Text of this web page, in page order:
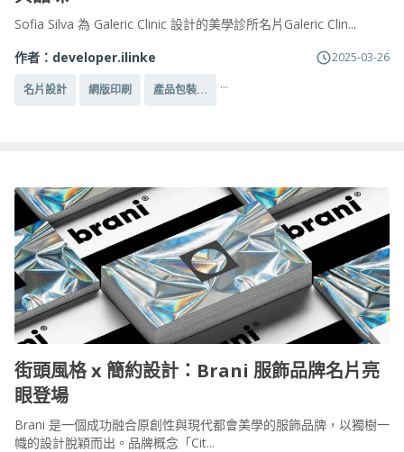
Sofia Silva 為 Galeric Clinic 設計的美學診所名片Galeric Clin...
作者： developer.ilinke 2025-03-26
名片設計 網版印刷 產品包裝... ...
街頭風格 x 簡約設計：Brani 服飾品牌名片亮
眼登場
Brani 是一個成功融合原創性與現代都會美學的服飾品牌，以獨樹一
幟的設計脫穎而出。品牌概念「Cit...